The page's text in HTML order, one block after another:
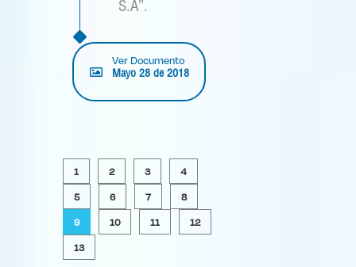
S.A”.
Ver Documento
Mayo 28 de 2018
1 2 3
4
5
6 7
8
9
10 11
12
13